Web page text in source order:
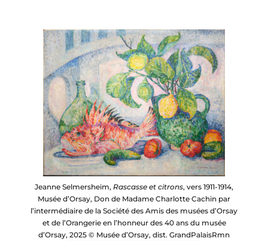
Jeanne Selmersheim, Rascasse et citrons, vers 1911-1914,
Musée d’Orsay, Don de Madame Charlotte Cachin par
l’intermédiaire de la Société des Amis des musées d’Orsay
et de l’Orangerie en l’honneur des 40 ans du musée
d’Orsay, 2025 © Musée d’Orsay, dist. GrandPalaisRmn